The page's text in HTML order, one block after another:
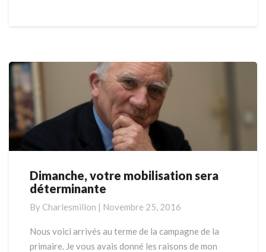
Dimanche,
votre
sera
déterminante
Dimanche, votre mobilisation sera
déterminante
By Charlesmillon | Novembre 25, 2016
Nous voici arrivés au terme de la campagne de la
primaire. Je vous avais donné les raisons de mon